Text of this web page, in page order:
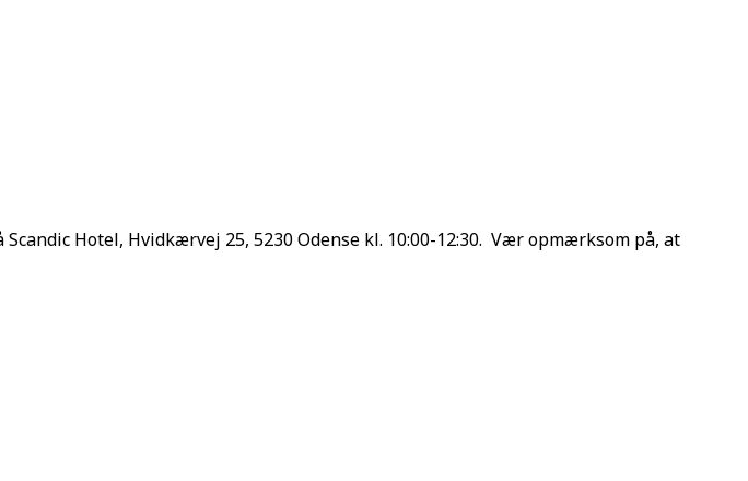
Hotel, Hvidkærvej 25, 5230 Odense kl. 10:00-12:30. Vær opmærksom på, at